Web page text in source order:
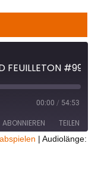
#99
00:00 / 54:53
ABONNIEREN TEILEN
|Audiolänge: